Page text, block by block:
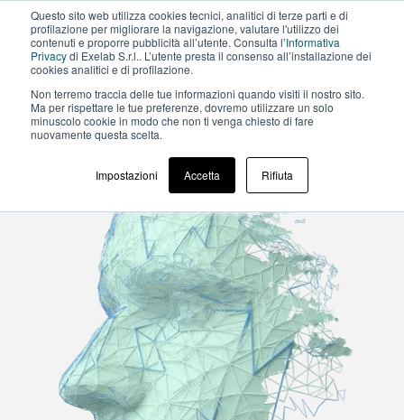
Questo sito web utilizza cookies tecnici, analitici di terze parti e di
profilazione per migliorare la navigazione, valutare l'utilizzo dei
contenuti e proporre pubblicità all’utente. Consulta l’Informativa
Privacydi Exelab S.r.l.. L’utente presta il consenso all’installazione dei
cookies analitici e di profilazione.
Non terremo traccia delle tue informazioni quando visiti il ​​nostro sito.
Ma per rispettare le tue preferenze, dovremo utilizzare un solo
minuscolo cookie in modo che non ti venga chiesto di fare
nuovamente questa scelta.
Impostazioni Accetta Rifiuta